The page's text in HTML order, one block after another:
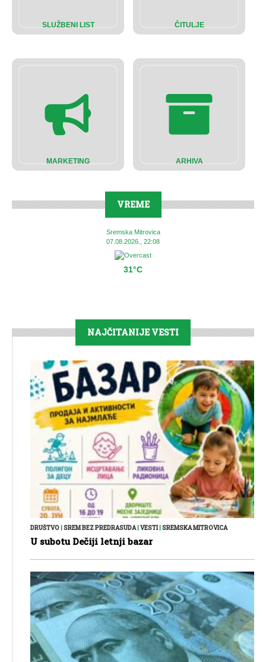
SLUŽBENI LIST ČITULJE
MARKETING ARHIVA
VREME
Sremska Mitrovica
07.08.2026., 22:08
31°C
NAJČITANIJE VESTI
DRUŠTVO SREM BEZ PREDRASUDA| VESTI| SREMSKA MITROVICA
U subotu Dečiji letnji bazar